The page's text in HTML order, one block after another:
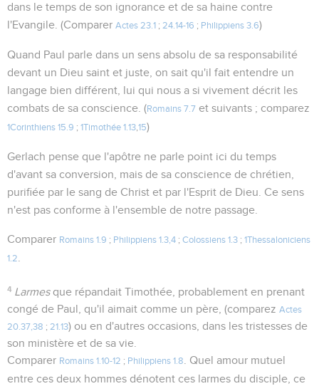
dans le temps de son ignorance et de sa haine contre
l'Evangile. (Comparer Actes 23.1 ; 24.14-16 ; Philippiens 3.6)
Quand Paul parle dans un sens absolu de sa responsabilité
devant un Dieu saint et juste, on sait qu'il fait entendre un
langage bien différent, lui qui nous a si vivement décrit les
combats de sa conscience. (Romains 7.7 et suivants ; comparez
1Corinthiens 15.9 ; 1Timothée 1.13 15)
Gerlach pense que l'apôtre ne parle point ici du temps
d'avant sa conversion, mais de sa conscience de chrétien,
purifiée par le sang de Christ et par l'Esprit de Dieu. Ce sens
n'est pas conforme à l'ensemble de notre passage.
Comparer Romains 1.9 ; Philippiens 1.3,4 ; Colossiens 1.3 ; 1Thessaloniciens
1.2
4 Larmesque répandait Timothée, probablement en prenant
congé de Paul, qu'il aimait comme un père, (comparez Actes
20.37,38 ; 21.13) ou en d'autres occasions, dans les tristesses de
son ministère et de sa vie.
Comparer Romains 1.10-12 ; Philippiens 1.8
. Quel amour mutuel
entre ces deux hommes dénotent ces larmes du disciple, ce